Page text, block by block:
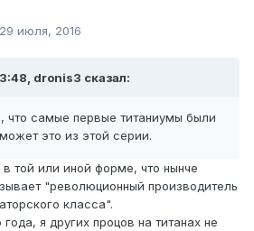
29 июля, 2016
dronis3 сказал:
что самые первые титаниумы были
это из этой серии.
той или иной форме, что нынче
"революционный производитель
класса".
я других процов на титанах не